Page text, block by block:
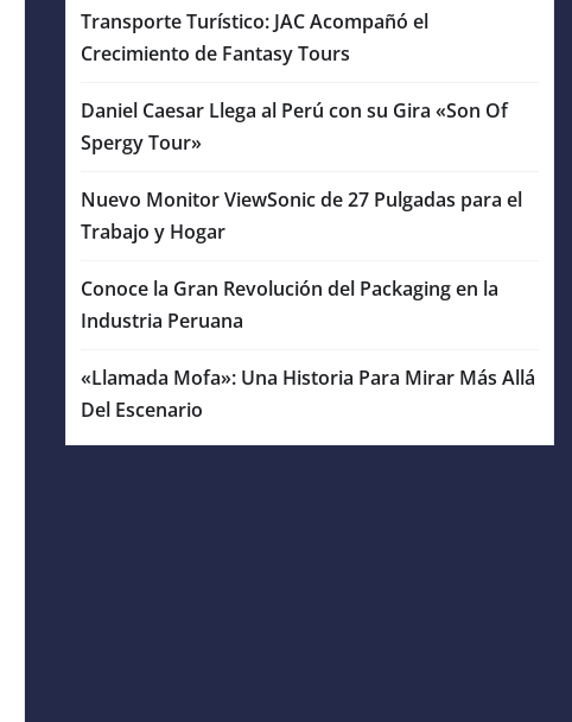
Transporte Turístico: JAC Acompañó el
Crecimiento de Fantasy Tours
Daniel Caesar Llega al Perú con su Gira «Son Of
Spergy Tour»
Nuevo Monitor ViewSonic de 27 Pulgadas para el
Trabajo y Hogar
Conoce la Gran Revolución del Packaging en la
Industria Peruana
«Llamada Mofa»: Una Historia Para Mirar Más Allá
Del Escenario